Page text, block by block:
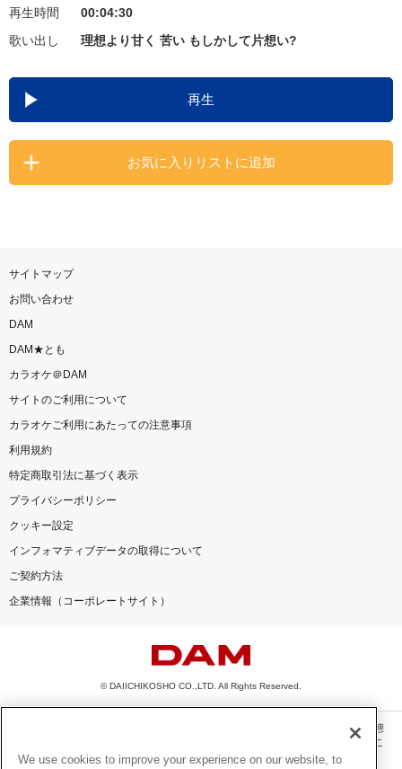
自宅でカラオケ歌い放題！
再生時間
00:04:30
歌い出し
理想より甘く 苦い もしかして片想い?
再生
お気に入りリストに追加
サイトマップ
お問い合わせ
DAM
DAM★とも
カラオケ＠DAM
サイトのご利用について
カラオケご利用にあたっての注意事項
利用規約
特定商取引法に基づく表示
プライバシーポリシー
クッキー設定
インフォマティブデータの取得について
ご契約方法
企業情報（コーポレートサイト）
© DAIICHIKOSHO CO.,LTD. All Rights Reserved.
このサイトに掲載されている一切の文章・画像・写真・動画・音声等を、手段や形態
を問わず、著作権法の定める範囲を超えて無断で複製、転載、ファイル化などするこ
とを禁じます。
We use cookies to improve your experience on our website, to